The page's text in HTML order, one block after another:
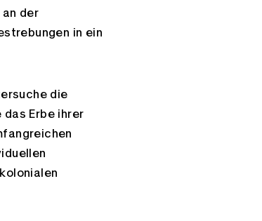
der
in ein
die
Erbe ihrer